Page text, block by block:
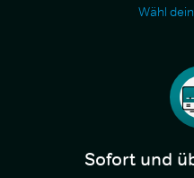
Wähl
Sofort und